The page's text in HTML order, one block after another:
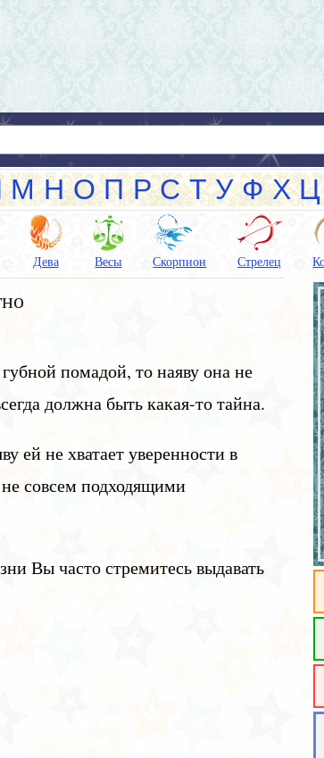
М Н О П Р С Т У Ф Х Ц
Дева Весы Скорпион Стрелец
помадой, то наяву она не
должна быть какая-то тайна.
ей не хватает уверенности в
совсем подходящими
Вы часто стремитесь выдавать